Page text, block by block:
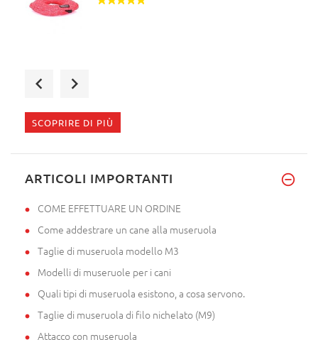
SCOPRIRE DI PIÙ
ARTICOLI IMPORTANTI
COME EFFETTUARE UN ORDINE
Come addestrare un cane alla museruola
Taglie di museruola modello M3
Modelli di museruole per i cani
Quali tipi di museruola esistono, a cosa servono.
Taglie di museruola di filo nichelato (M9)
Attacco con museruola